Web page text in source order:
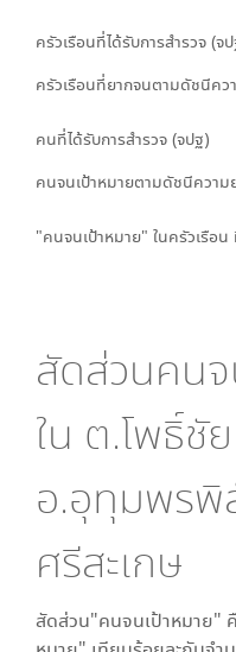
ครัวเรือนที่ได้รับการสำรวจ (จ
ครัวเรือนที่ยากจนตามดัชนีค
คนที่ได้รับการสำรวจ (จปฐ)
คนจนเป้าหมายตามดัชนีควา
"คนจนเป้าหมาย" ในครัวเรือ
สัดส่วนคนจ
ใน ต.โพธิ์ชัย
อ.อุทุมพรพิ
ศรีสะเกษ
สัดส่วน"คนจนเป้าหมาย"